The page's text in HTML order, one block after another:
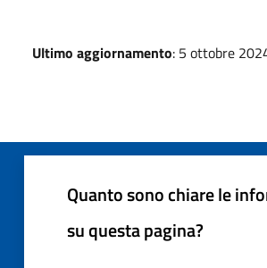
Ultimo aggiornamento: 5 ottobre
Quanto sono chiare le
su questa pagina?